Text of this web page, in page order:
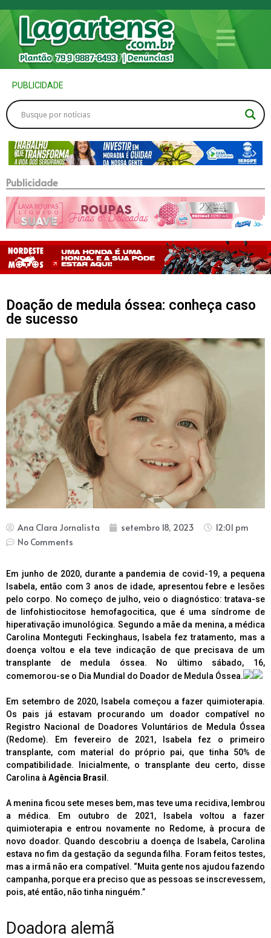
PUBLICIDADE
Publicidade
Doação de medula óssea: conheça caso
de sucesso
Ana Clara Jornalista setembro 18, 2023
12:01 pm
No Comments
Em junho de 2020, durante a pandemia de covid-19, a pequena
Isabela, então com 3 anos de idade, apresentou febre e lesões
pelo corpo. No começo de julho, veio o diagnóstico: tratava-se
de linfohistiocitose hemofagocitica, que é uma síndrome de
hiperativação imunológica. Segundo a mãe da menina, a médica
Carolina Monteguti Feckinghaus, Isabela fez tratamento, mas a
doença voltou e ela teve indicação de que precisava de um
transplante de medula óssea. No último sábado, 16,
comemorou-se o Dia Mundial do Doador de Medula Óssea.
Em setembro de 2020, Isabela começou a fazer quimioterapia.
Os pais já estavam procurando um doador compatível no
Registro Nacional de Doadores Voluntários de Medula Óssea
(Redome). Em fevereiro de 2021, Isabela fez o primeiro
transplante, com material do próprio pai, que tinha 50% de
compatibilidade. Inicialmente, o transplante deu certo, disse
Carolina à Agência Brasil .
A menina ficou sete meses bem, mas teve uma recidiva, lembrou
a médica. Em outubro de 2021, Isabela voltou a fazer
quimioterapia e entrou novamente no Redome, à procura de
novo doador. Quando descobriu a doença de Isabela, Carolina
estava no fim da gestação da segunda filha. Foram feitos testes,
mas a irmã não era compatível. “Muita gente nos ajudou fazendo
campanha, porque era preciso que as pessoas se inscrevessem,
pois, até então, não tinha ninguém.”
Doadora alemã